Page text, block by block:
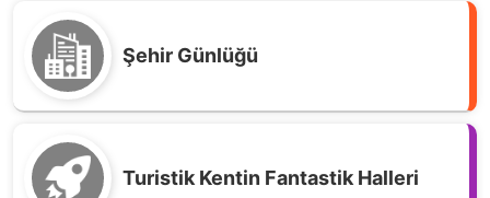
Şehir Günlüğü
Turistik Kentin Fantastik Halleri